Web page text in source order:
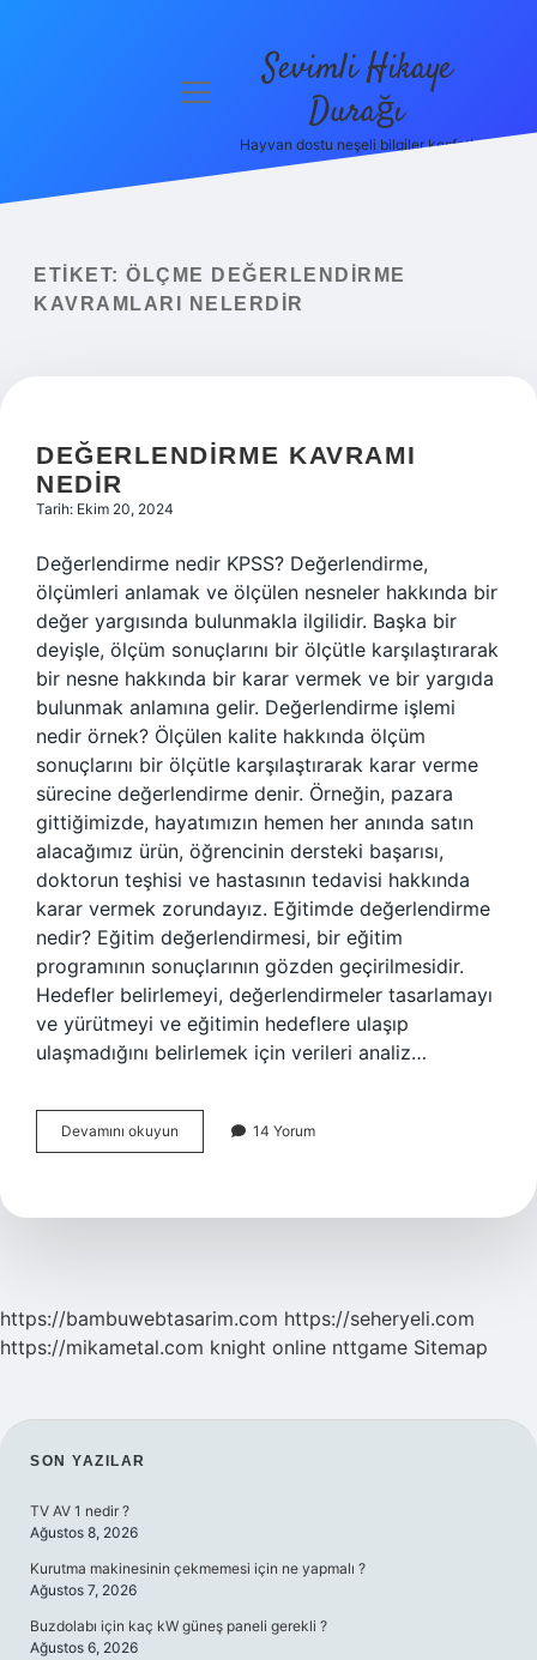
Yasal Uyarı
menüyü
Sevimli Hikaye
Durağı
Hayvan dostu neşeli bilgiler keşfet!
ETIKET: ÖLÇME DEĞERLENDIRME
KAVRAMLARI NELERDIR
DEĞERLENDIRME KAVRAMI
NEDIR
Tarih: Ekim 20, 2024
Değerlendirme nedir KPSS? Değerlendirme,
ölçümleri anlamak ve ölçülen nesneler hakkında bir
değer yargısında bulunmakla ilgilidir. Başka bir
deyişle, ölçüm sonuçlarını bir ölçütle karşılaştırarak
bir nesne hakkında bir karar vermek ve bir yargıda
bulunmak anlamına gelir. Değerlendirme işlemi
nedir örnek? Ölçülen kalite hakkında ölçüm
sonuçlarını bir ölçütle karşılaştırarak karar verme
sürecine değerlendirme denir. Örneğin, pazara
gittiğimizde, hayatımızın hemen her anında satın
alacağımız ürün, öğrencinin dersteki başarısı,
doktorun teşhisi ve hastasının tedavisi hakkında
karar vermek zorundayız. Eğitimde değerlendirme
nedir? Eğitim değerlendirmesi, bir eğitim
programının sonuçlarının gözden geçirilmesidir.
Hedefler belirlemeyi, değerlendirmeler tasarlamayı
ve yürütmeyi ve eğitimin hedeflere ulaşıp
ulaşmadığını belirlemek için verileri analiz…
Devamını okuyun Değerlendirme
Kavramı
14 Yorum
https://bambuwebtasarim.com https://seheryeli.com
https://mikametal.com knight online nttgame Sitemap
SIDEBAR
SON YAZILAR
TV AV 1 nedir ?
Ağustos 8, 2026
Kurutma makinesinin çekmemesi için ne yapmalı ?
Ağustos 7, 2026
Buzdolabı için kaç kW güneş paneli gerekli ?
Ağustos 6, 2026